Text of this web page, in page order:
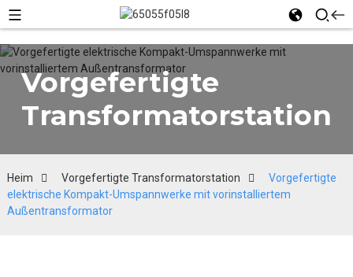
Vorgefertigte
Transformatorstation
Heim Vorgefertigte Transformatorstation
Vorgefertigte
elektrische Kompakt-Umspannwerke mit vorinstalliertem
Außentransformator